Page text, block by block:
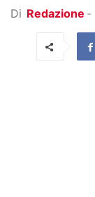
Di Redazione -